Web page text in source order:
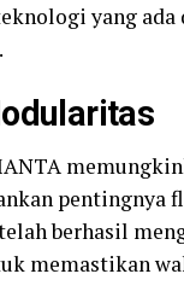
yang ada
.
berhasil
memastikan